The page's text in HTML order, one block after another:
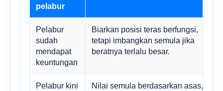
pelabur
Pelabur
sudah
mendapat
keuntungan
Biarkan posisi teras berfungsi,
tetapi imbangkan semula jika
beratnya terlalu besar.
Pelabur kini
Nilai semula berdasarkan asas,